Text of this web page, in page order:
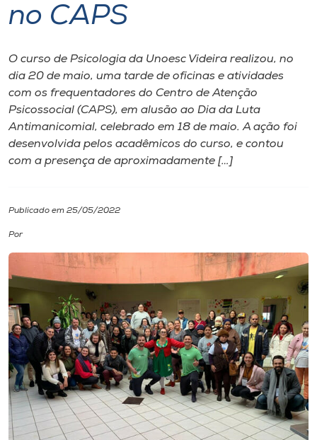
Internacionalização
I.nova
Cultura
CPA
Biblioteca
Editora
Rádio
Museu
no CAPS
O curso de Psicologia da Unoesc Videira realizou, no
dia 20 de maio, uma tarde de oficinas e atividades
com os frequentadores do Centro de Atenção
Psicossocial (CAPS), em alusão ao Dia da Luta
Antimanicomial, celebrado em 18 de maio. A ação foi
desenvolvida pelos acadêmicos do curso, e contou
com a presença de aproximadamente […]
Publicado em 25/05/2022
Por